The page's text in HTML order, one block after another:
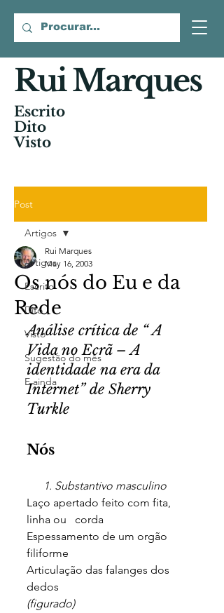
Rui Marques
Escrito
Dito
Visto
Post
Artigos
Escrito
Dito
Visto
Sugestão do mês
E ainda
Artigos
Os nós do Eu e da
Rede
Rui Marques
May 16, 2003
Análise crítica de “ A
Vida no Ecrã – A
identidade na era da
Internet” de Sherry
Turkle
Nós
      1. Substantivo masculino
Laço apertado feito com fita,
linha ou   corda
Espessamento de um orgão
filiforme
Articulação das falanges dos
dedos
(figurado)